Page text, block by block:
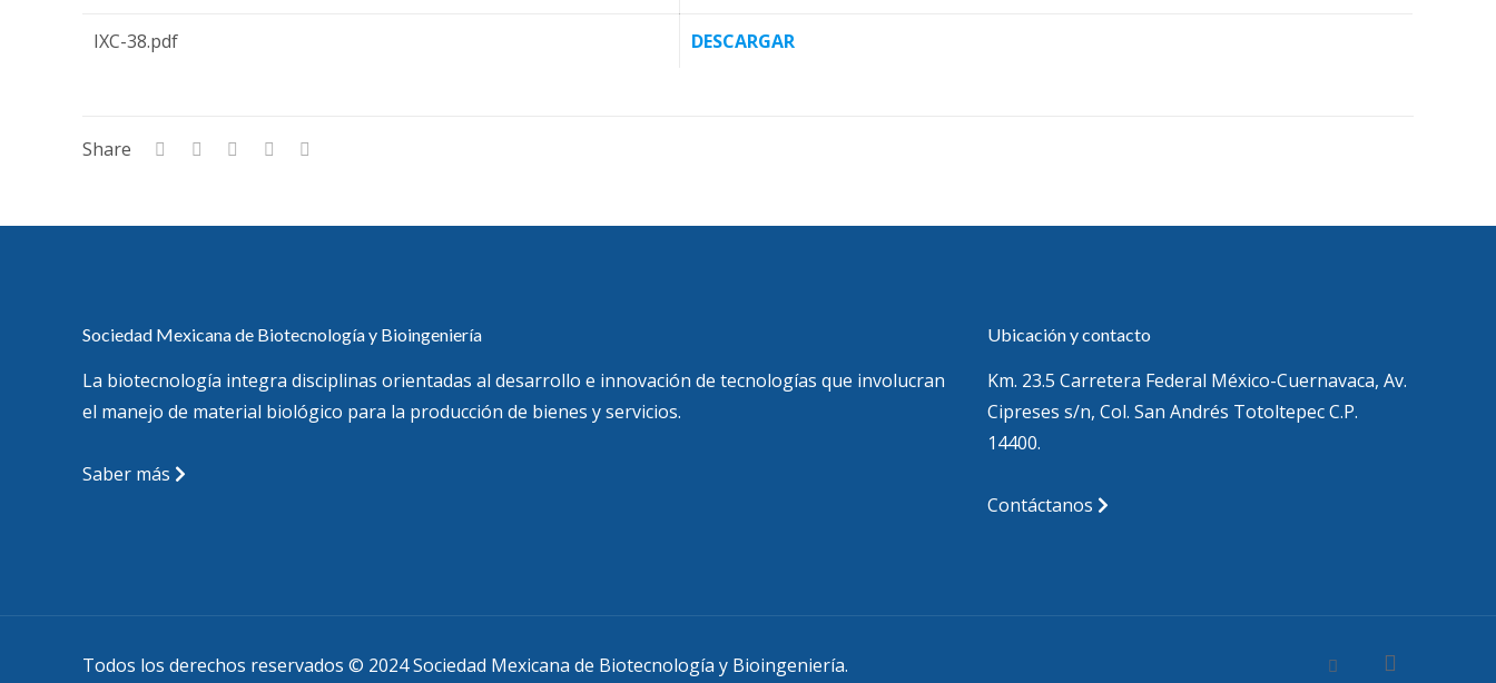
IXC-38.pdf DESCARGAR
Share
Sociedad Mexicana de Biotecnología y Bioingeniería
La biotecnología integra disciplinas orientadas al desarrollo e innovación de tecnologías que involucran
el manejo de material biológico para la producción de bienes y servicios.
Saber más
Ubicación y contacto
Km. 23.5 Carretera Federal México-Cuernavaca, Av.
Cipreses s/n, Col. San Andrés Totoltepec C.P.
14400.
Contáctanos
Todos los derechos reservados © 2024 Sociedad Mexicana de Biotecnología y Bioingeniería.